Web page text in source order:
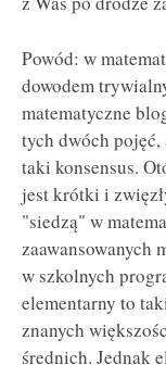
Powód: w
dowodem
matematyczne
tych dwóch pojęć,
taki konsensus.
jest krótki i
"siedzą" w
zaawansowanych
w szkolnych
elementarny to
znanych
średnich. Jednak